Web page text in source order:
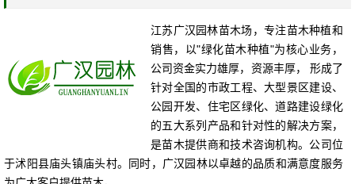
江苏广汉园林苗木场，专注苗木种植和
销售，以"绿化苗木种植"为核心业务，
公司资金实力雄厚，资源丰厚， 形成了
针对全国的市政工程、大型景区建设、
公园开发、住宅区绿化、道路建设绿化
的五大系列产品和针对性的解决方案，
是苗木提供商和技术咨询机构。公司位
于沭阳县庙头镇庙头村。同时，广汉园林以卓越的品质和满意度服务